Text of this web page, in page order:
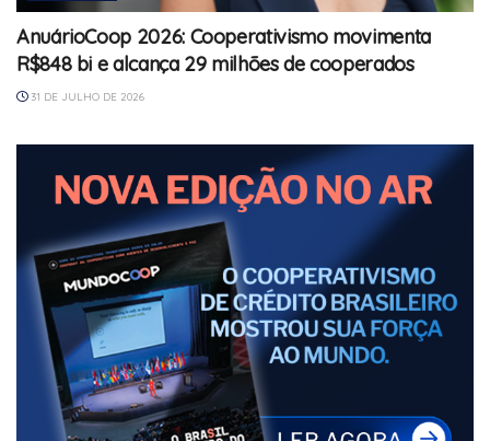
AnuárioCoop 2026: Cooperativismo movimenta
R$848 bi e alcança 29 milhões de cooperados
31 DE JULHO DE 2026